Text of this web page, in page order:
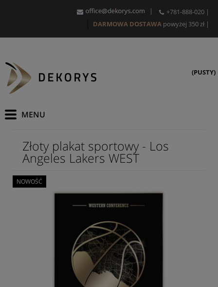
| +781-888-020 |
DARMOWA DOSTAWA powyżej 350 zł|
(PUSTY)
Złoty plakat sportowy - Los
Angeles Lakers WEST
NOWOŚĆ